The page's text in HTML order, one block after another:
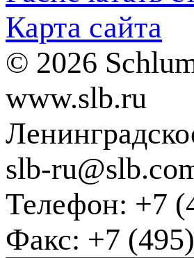
Карта сайта
© 2026
www.slb.ru
slb-
Телефон: +7
Факс: +7